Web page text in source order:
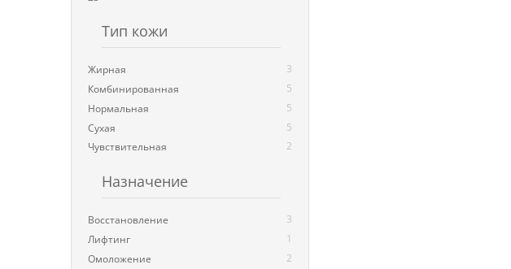
Тип кожи
Жирная
3
Комбинированная
5
Нормальная
5
Сухая
5
Чувствительная
2
Назначение
Восстановление
3
Лифтинг
1
Омоложение
2